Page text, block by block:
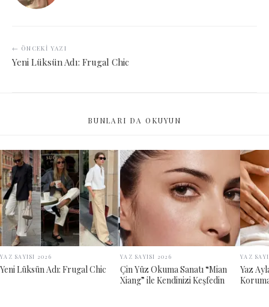
← ÖNCEKI YAZI
Yeni Lüksün Adı: Frugal Chic
BUNLARI DA OKUYUN
YAZ SAYISI 2026
Yeni Lüksün Adı: Frugal Chic
YAZ SAYISI 2026
Çin Yüz Okuma Sanatı “Mian
Xiang” ile Kendinizi Keşfedin
YAZ
Yaz